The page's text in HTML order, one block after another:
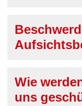
Wie
uns